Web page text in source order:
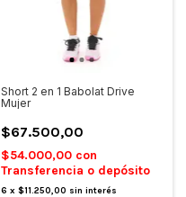
Short 2 en 1 Babolat Drive
Mujer
$67.500,00
$54.000,00 con
Transferencia o depósito
6 x $11.250,00 sin interés